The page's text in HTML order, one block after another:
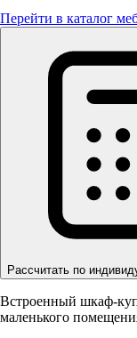
Перейти в каталог
Рассчитать по
Встроенный шкаф-
маленького